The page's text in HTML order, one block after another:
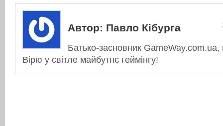
Автор: Павло Кібурга
Батько-засновник
Вірю у світле майбутнє геймінгу!